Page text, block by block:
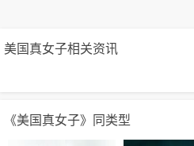
美国真女子相关资讯
《美国真女子》同类型